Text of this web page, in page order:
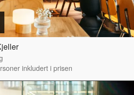
inkludert i prisen